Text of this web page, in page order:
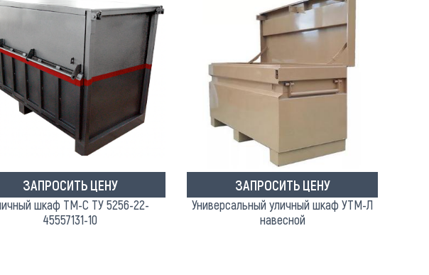
ЗАПРОСИТЬ ЦЕНУ
шкаф ТМ-С ТУ 5256-22-
45557131-10
ЗАПРОСИТЬ ЦЕНУ
Универсальный уличный шкаф УТМ-Л
навесной